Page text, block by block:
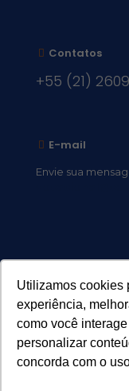
Utilizamos cookies
experiência,
como você
personalizar
concorda com o
Contatos
+55 (21)
E-mail
Envie sua